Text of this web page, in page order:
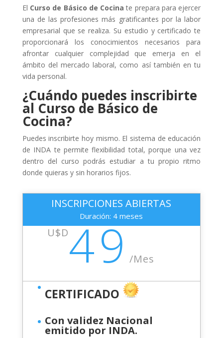
El Curso de Básico de Cocina te prepara para ejercer
una de las profesiones más gratificantes por la labor
empresarial que se realiza. Su estudio y certificado te
proporcionará los conocimientos necesarios para
afrontar cualquier complejidad que emerja en el
ámbito del mercado laboral, como así también en tu
vida personal.
¿Cuándo puedes inscribirte
al Curso de Básico de
Cocina?
Puedes inscribirte hoy mismo. El sistema de educación
de INDA te permite flexibilidad total, porque una vez
dentro del curso podrás estudiar a tu propio ritmo
donde quieras y sin horarios fijos.
INSCRIPCIONES ABIERTAS
Duración: 4 meses
U$D49/Mes
CERTIFICADO
Con validez Nacional
emitido por INDA.